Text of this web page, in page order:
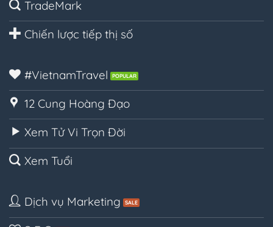
TradeMark
Chiến lược tiếp thị số
#VietnamTravel
12 Cung Hoàng Đạo
Xem Tử Vi Trọn Đời
Xem Tuổi
Dịch vụ Marketing